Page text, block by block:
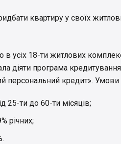
квартиру у своїх
в усіх 18-ти житлових
діяти програма
персональний кредит». Умови
25-ти до 60-ти місяців;
річних;